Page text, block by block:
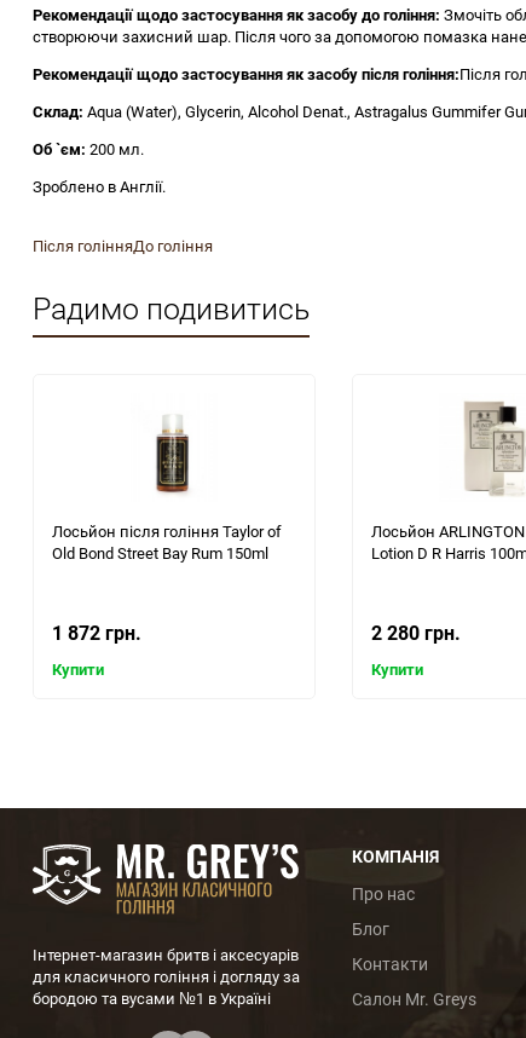
Рекомендації щодо застосування як засобу до гоління: Змочіть
створюючи захисний шар. Після чого за допомогою помазка
Рекомендації щодо застосування як засобу після гоління:Після
Склад: Aqua (Water), Glycerin, Alcohol Denat., Astragalus Gummifer
Об `єм: 200 мл.
Зроблено в Англії.
Після голінняДо гоління
Радимо подивитись
Лосьйон після гоління Taylor of
Old Bond Street Bay Rum 150ml
1 872 грн.
Купити
Лосьйон
Lotion D R Harris
2 280 грн.
Купити
Інтернет-магазин бритв і аксесуарів
для класичного гоління і догляду за
бородою та вусами №1 в Україні
КОМПАНІЯ
Про нас
Блог
Контакти
Салон Mr. Greys